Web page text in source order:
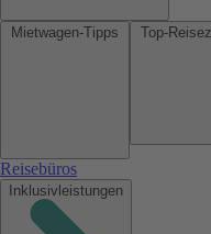
Reisebüros
Inklusivleistungen